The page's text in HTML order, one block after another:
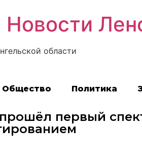
области
Общество Политика
первый